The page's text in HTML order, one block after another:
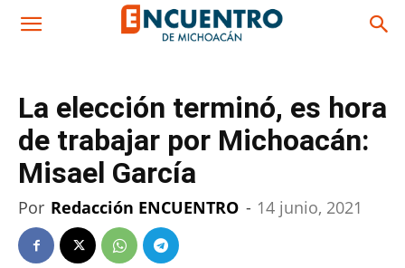
La elección terminó, es hora
de trabajar por Michoacán:
Misael García
Por Redacción ENCUENTRO - 14 junio, 2021